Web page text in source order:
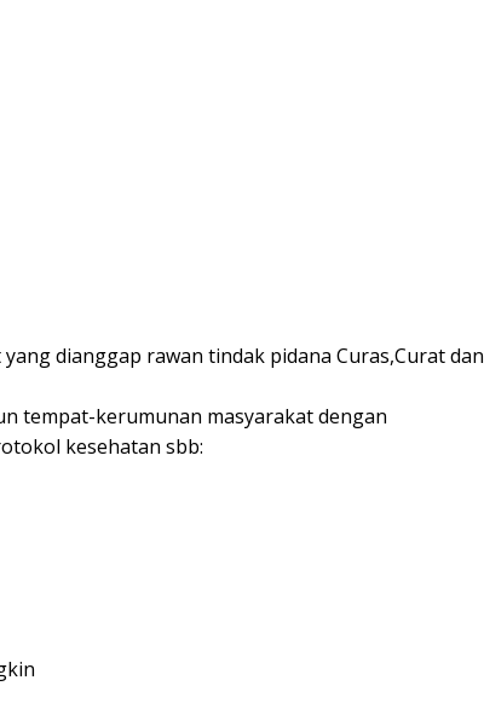
dianggap rawan tindak pidana Curas,Curat dan
tempat-kerumunan masyarakat dengan
kesehatan sbb: